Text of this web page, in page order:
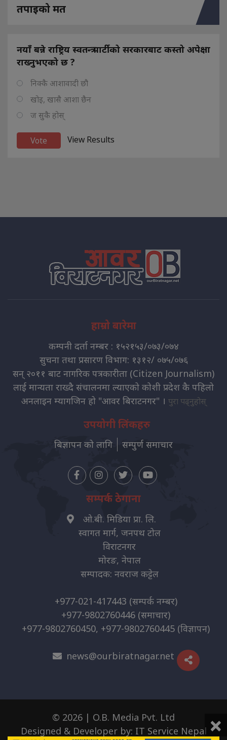
तपाइको मत
नयाँ बन्ने राष्ट्रिय स्वतन्त्र पार्टीको सरकारबाट कस्तो अपेक्षा
राख्नुभएको छ ?
निक्कै आशावादी छौ
खोइ, खासै आशा छैन
ज सुकै होस्
View Results
हाम्रो बारेमा
कम्पनी दर्ता नम्बर : १५२१५३/०७३/०७४
सुचना तथा प्रसारण विभाग: १३१२/ ०७५/०७६
सन् २०११ बाट नागरिक पत्रकारीता (Citizen Journalism)
लाई मान्यता राख्दै संचालनमा ल्याएको कोशी प्रदेश कै पहिलो
अनलाइन म्यागजिन हो "आवर बिराटनगर" । पुरा पढ्नुहोस्
उपयोगी लिंकहरु
बिज्ञापन को लागि सम्पुर्ण समाचार
सम्पर्क ठेगाना
ओ.बी. मिडिया प्रा. लि.
स्वागत मार्ग, जनपथ टोल
विराटनगर
मोरङ, नेपाल
सम्पादक: नवराज कट्टेल
+977-021-417443 (सम्पर्क नम्बर)
+977-9802760446 (समाचार)
+977-9802760450, +977-9802760445 (विज्ञापन)
news@ourbiratnagar.net
© 2026 | O.B. Media Pvt. Ltd
Designed & Developer by: IT Service Nepal ×